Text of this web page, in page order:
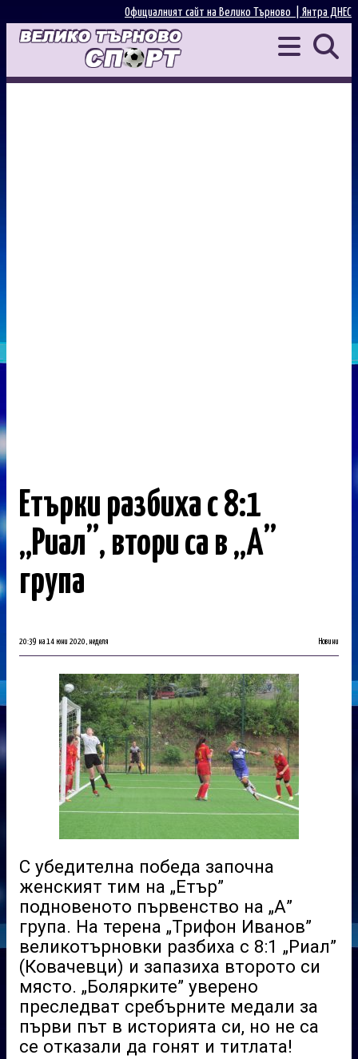
Янтра ДНЕС
Официалният сайт на Велико Търново |
Етърки разбиха с 8:1
„Риал”, втори са в „А”
група
20:39 на 14 юни 2020, неделя Новини
С убедителна победа започна
женският тим на „Етър”
подновеното първенство на „А”
група. На терена „Трифон Иванов”
великотърновки разбиха с 8:1 „Риал”
(Ковачевци) и запазиха второто си
място. „Болярките” уверено
преследват сребърните медали за
първи път в историята си, но не са
се отказали да гонят и титлата!